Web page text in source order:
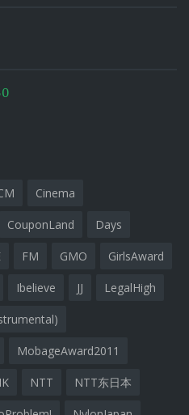
Cinema
CouponLand Days
FM GMO GirlsAward
Ibelieve JJ LegalHigh
MobageAward2011
NTT NTT东日本